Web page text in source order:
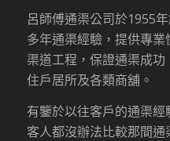
呂師傅通渠公司於1955
多年通渠經驗，提供專
渠道工程，保證通渠成
住戶居所及各類商舖。
有鑒於以往客戶的通渠
客人都沒辦法比較那間